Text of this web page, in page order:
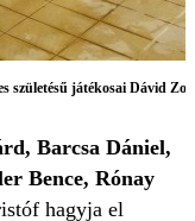
születésű játékosai Dávid
Barcsa Dániel,
Bence, Rónay
hagyja el